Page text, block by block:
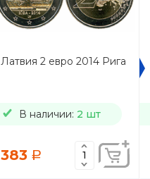
Латвия 2 евро 2014 Рига
В наличии: 2 шт
383 a